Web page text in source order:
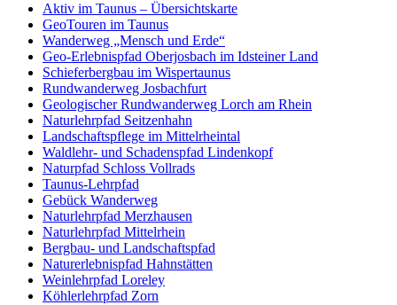
Aktiv im Taunus – Übersichtskarte
GeoTouren im Taunus
Wanderweg „Mensch und Erde“
Geo-Erlebnispfad Oberjosbach im Idsteiner Land
Schieferbergbau im Wispertaunus
Rundwanderweg Josbachfurt
Geologischer Rundwanderweg Lorch am Rhein
Naturlehrpfad Seitzenhahn
Landschaftspflege im Mittelrheintal
Waldlehr- und Schadenspfad Lindenkopf
Naturpfad Schloss Vollrads
Taunus-Lehrpfad
Gebück Wanderweg
Naturlehrpfad Merzhausen
Naturlehrpfad Mittelrhein
Bergbau- und Landschaftspfad
Naturerlebnispfad Hahnstätten
Weinlehrpfad Loreley
Köhlerlehrpfad Zorn